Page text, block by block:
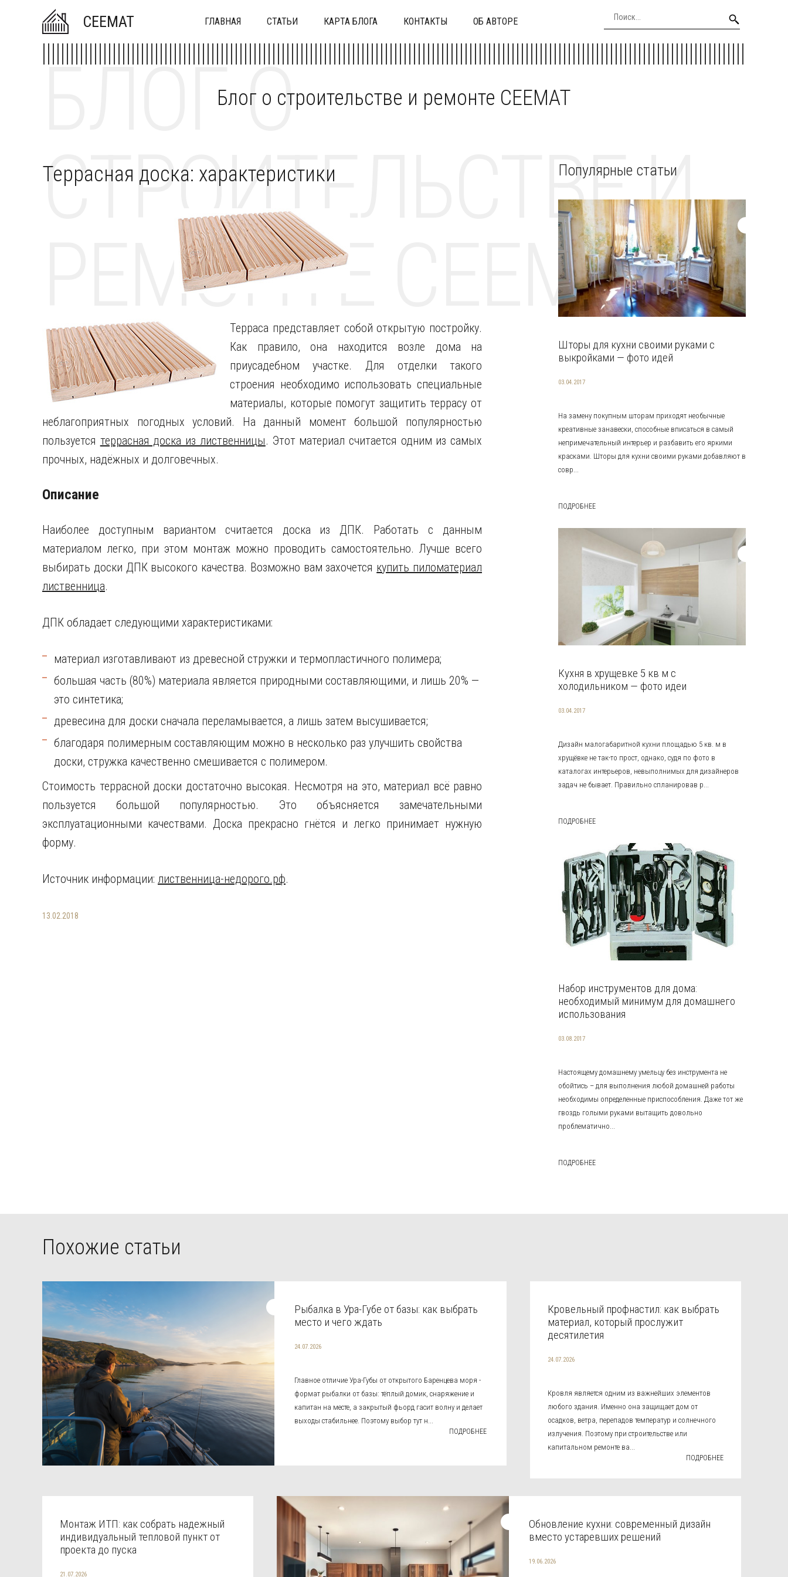
CEEMAT ГЛАВНАЯ СТАТЬИ КАРТА БЛОГА КОНТАКТЫ ОБ АВТОРЕ
Блог о строительстве и ремонте CEEMAT
БЛОГ О
СТРОИТЕЛЬСТВЕ И
РЕМОНТЕ CEEMAT
Террасная доска: характеристики
Терраса представляет собой открытую постройку.
Как правило, она находится возле дома на
приусадебном участке. Для отделки такого
строения необходимо использовать специальные
материалы, которые помогут защитить террасу от
неблагоприятных погодных условий. На данный момент большой популярностью
пользуется террасная доска из лиственницы. Этот материал считается одним из самых
прочных, надёжных и долговечных.
Описание
Наиболее доступным вариантом считается доска из ДПК. Работать с данным
материалом легко, при этом монтаж можно проводить самостоятельно. Лучше всего
выбирать доски ДПК высокого качества. Возможно вам захочется купить пиломатериал
лиственница.
ДПК обладает следующими характеристиками:
материал изготавливают из древесной стружки и термопластичного полимера;
большая часть (80%) материала является природными составляющими, и лишь 20% —
это синтетика;
древесина для доски сначала переламывается, а лишь затем высушивается;
благодаря полимерным составляющим можно в несколько раз улучшить свойства
доски, стружка качественно смешивается с полимером.
Стоимость террасной доски достаточно высокая. Несмотря на это, материал всё равно
пользуется большой популярностью. Это объясняется замечательными
эксплуатационными качествами. Доска прекрасно гнётся и легко принимает нужную
форму.
Источник информации: лиственница-недорого.рф.
13.02.2018
Популярные статьи
Шторы для кухни своими руками с
выкройками — фото идей
03.04.2017
На замену покупным шторам приходят необычные
креативные занавески, способные вписаться в самый
непримечательный интерьер и разбавить его яркими
красками. Шторы для кухни своими руками добавляют в
совр...
ПОДРОБНЕЕ
Кухня в хрущевке 5 кв м с
холодильником — фото идеи
03.04.2017
Дизайн малогабаритной кухни площадью 5 кв. м в
хрущёвке не так-то прост, однако, судя по фото в
каталогах интерьеров, невыполнимых для дизайнеров
задач не бывает. Правильно спланировав р...
ПОДРОБНЕЕ
Набор инструментов для дома:
необходимый минимум для домашнего
использования
03.08.2017
Настоящему домашнему умельцу без инструмента не
обойтись – для выполнения любой домашней работы
необходимы определенные приспособления. Даже тот же
гвоздь голыми руками вытащить довольно
проблематично...
ПОДРОБНЕЕ
Похожие статьи
Рыбалка в Ура-Губе от базы: как выбрать
место и чего ждать
24.07.2026
Главное отличие Ура-Губы от открытого Баренцева моря -
формат рыбалки от базы: тёплый домик, снаряжение и
капитан на месте, а закрытый фьорд гасит волну и делает
выходы стабильнее. Поэтому выбор тут н...
ПОДРОБНЕЕ
Кровельный профнастил: как выбрать
материал, который прослужит
десятилетия
24.07.2026
Кровля является одним из важнейших элементов
любого здания. Именно она защищает дом от
осадков, ветра, перепадов температур и солнечного
излучения. Поэтому при строительстве или
капитальном ремонте ва...
ПОДРОБНЕЕ
Монтаж ИТП: как собрать надежный
индивидуальный тепловой пункт от
проекта до пуска
21.07.2026
Обновление кухни: современный дизайн
вместо устаревших решений
19.06.2026